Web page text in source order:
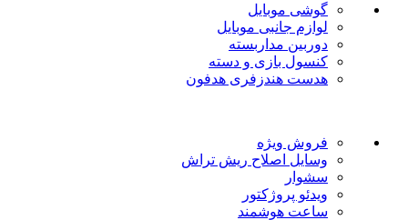
گوشی موبایل
لوازم جانبی موبایل
دوربین مداربسته
کنسول بازی و دسته
هدست هندزفری هدفون
فروش ویژه
وسایل اصلاح ریش تراش
سشوار
ویدئو پروژکتور
ساعت هوشمند